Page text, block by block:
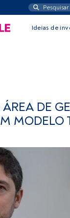
Ideias de
DE
MODELO